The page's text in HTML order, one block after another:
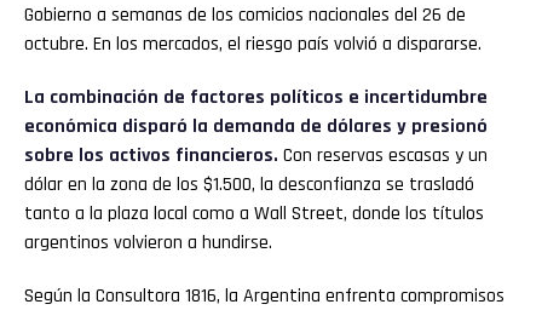
Gobierno a semanas de los comicios nacionales del 26 de
octubre. En los mercados, el riesgo país volvió a dispararse.
La combinación de factores políticos e incertidumbre
económica disparó la demanda de dólares y presionó
sobre los activos financieros. Con reservas escasas y un
dólar en la zona de los $1.500, la desconfianza se trasladó
tanto a la plaza local como a Wall Street, donde los títulos
argentinos volvieron a hundirse.
Según la Consultora 1816, la Argentina enfrenta compromisos